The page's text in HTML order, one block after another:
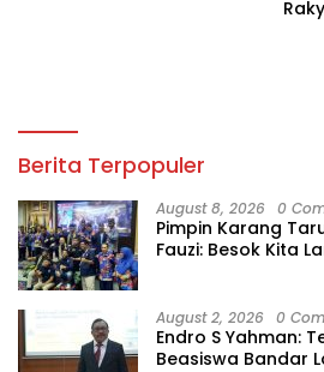
Berita Terpopuler
August 8, 2026 0
Pimpin Karang
Fauzi: Besok Kita
August 2, 2026 0
Endro S Yahman:
Beasiswa Bandar